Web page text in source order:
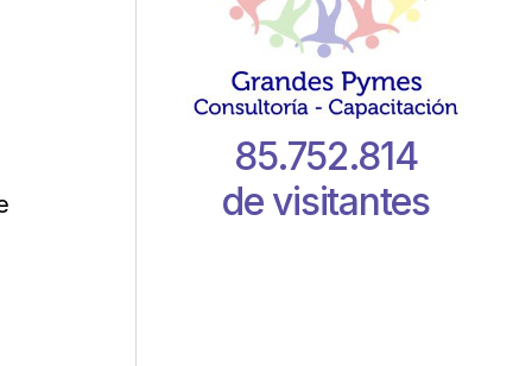
85.752.814
de visitantes